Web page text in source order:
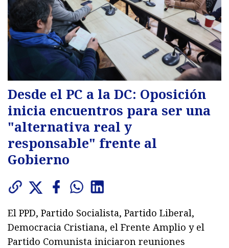
Desde el PC a la DC: Oposición
inicia encuentros para ser una
"alternativa real y
responsable" frente al
Gobierno
El PPD, Partido Socialista, Partido Liberal,
Democracia Cristiana, el Frente Amplio y el
Partido Comunista iniciaron reuniones